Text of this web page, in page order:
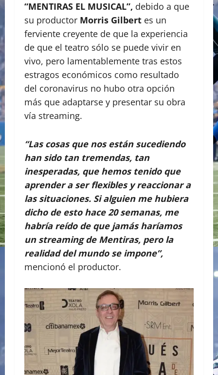
“MENTIRAS EL MUSICAL”, debido a que
su productor Morris Gilbert es un
ferviente creyente de que la experiencia
de que el teatro sólo se puede vivir en
vivo, pero lamentablemente tras estos
estragos económicos como resultado
del coronavirus no hubo otra opción
más que adaptarse y presentar su obra
vía streaming.
“Las cosas que nos están sucediendo
han sido tan tremendas, tan
inesperadas, que hemos tenido que
aprender a ser flexibles y reaccionar a
las situaciones. Si alguien me hubiera
dicho de esto hace 20 semanas, me
habría reído de que jamás haríamos
un streaming de Mentiras, pero la
realidad del mundo se impone”,
mencionó el productor.